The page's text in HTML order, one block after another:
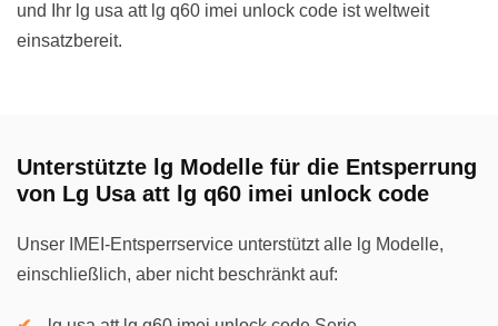
und Ihr lg usa att lg q60 imei unlock code ist weltweit
einsatzbereit.
Unterstützte lg Modelle für die Entsperrung
von Lg Usa att lg q60 imei unlock code
Unser IMEI-Entsperrservice unterstützt alle lg Modelle,
einschließlich, aber nicht beschränkt auf: